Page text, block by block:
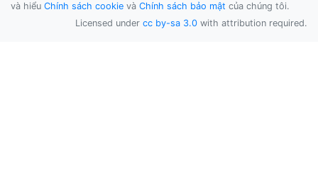
và hiểu Chính sách cookie và Chính sách bảo mật của chúng tôi.
Licensed under cc by-sa 3.0 with attribution required.